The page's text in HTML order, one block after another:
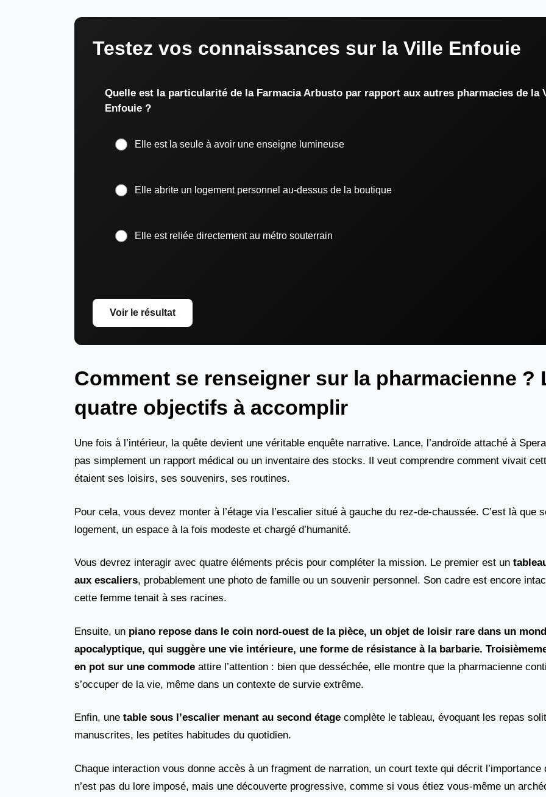
Testez vos connaissances sur la Ville Enfouie
Quelle est la particularité de la Farmacia Arbusto par rapport aux autres pharmacies de la
Enfouie ?
Elle est la seule à avoir une enseigne lumineuse
Elle abrite un logement personnel au-dessus de la boutique
Elle est reliée directement au métro souterrain
Voir le résultat
Comment se renseigner sur la pharmacienne ?
quatre objectifs à accomplir
Une fois à l’intérieur, la quête devient une véritable enquête narrative. Lance, l’androïde attaché à
pas simplement un rapport médical ou un inventaire des stocks. Il veut comprendre comment vivait
étaient ses loisirs, ses souvenirs, ses routines.
Pour cela, vous devez monter à l’étage via l’escalier situé à gauche du rez-de-chaussée. C’est là que
logement, un espace à la fois modeste et chargé d’humanité.
Vous devrez interagir avec quatre éléments précis pour compléter la mission. Le premier est un
aux escaliers, probablement une photo de famille ou un souvenir personnel. Son cadre est encore
cette femme tenait à ses racines.
Ensuite, un piano repose dans le coin nord-ouest de la pièce, un objet de loisir rare dans un
apocalyptique, qui suggère une vie intérieure, une forme de résistance à la barbarie.
en pot sur une commode attire l’attention : bien que desséchée, elle montre que la pharmacienne
s’occuper de la vie, même dans un contexte de survie extrême.
Enfin, une table sous l’escalier menant au second étage complète le tableau, évoquant les repas
manuscrites, les petites habitudes du quotidien.
Chaque interaction vous donne accès à un fragment de narration, un court texte qui décrit l’importance
n’est pas du lore imposé, mais une découverte progressive, comme si vous étiez vous-même un